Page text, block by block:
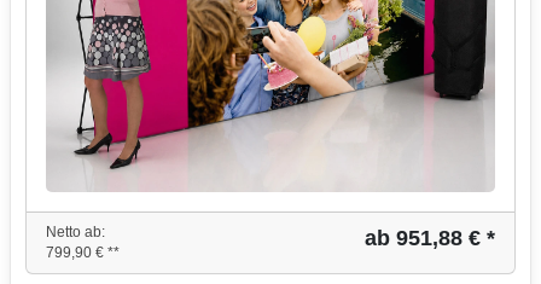
Netto ab:
799,90 € **
ab 951,88 € *